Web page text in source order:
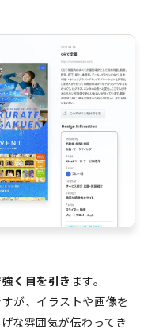
く目を引き ます。
が、イラストや画像を
な雰囲気が伝わってき